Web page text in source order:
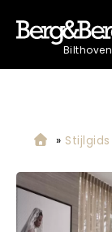
Bilthoven
» Stijlgids